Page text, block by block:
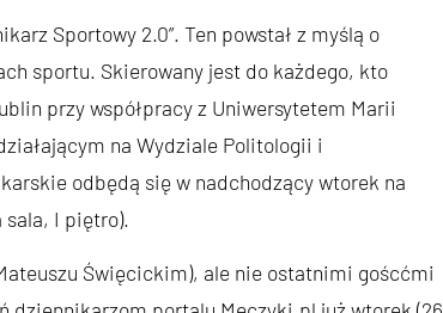
Sportowy 2.0”. Ten powstał z myślą o
sportu. Skierowany jest do każdego, kto
przy współpracy z Uniwersytetem Marii
na Wydziale Politologii i
odbędą się w nadchodzący wtorek na
sala, I piętro).
Święcickim), ale nie ostatnimi goścćmi